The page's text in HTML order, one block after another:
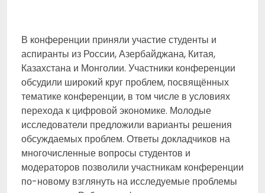
В конференции приняли участие студенты и
аспиранты из России, Азербайджана, Китая,
Казахстана и Монголии. Участники конференции
обсудили широкий круг проблем, посвящённых
тематике конференции, в том числе в условиях
перехода к цифровой экономике. Молодые
исследователи предложили варианты решения
обсуждаемых проблем. Ответы докладчиков на
многочисленные вопросы студентов и
модераторов позволили участникам конференции
по-новому взглянуть на исследуемые проблемы